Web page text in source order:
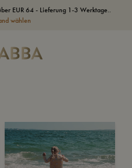
EUR 64 - Lieferung 1-3 Werktage..
wählen